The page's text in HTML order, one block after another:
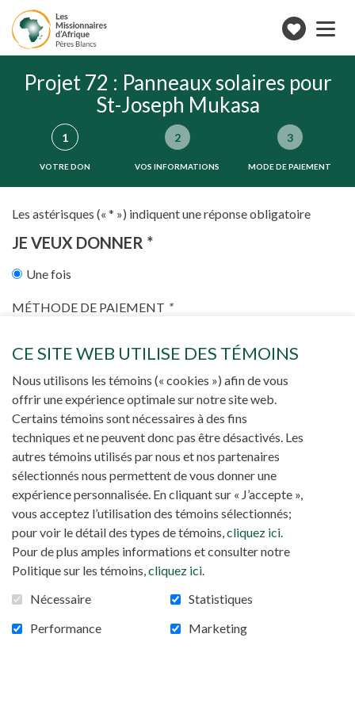
un
Toggle
navigation
Projet 72 : Panneaux solaires pour
St-Joseph Mukasa
Étapes
formulaire
()
1
VOTRE DON
(ÉTAPE
2
VOS INFORMATIONS
3
MODE DE PAIEMENT
Les astérisques (« * ») indiquent une réponse obligatoire
JE VEUX DONNER *
Une fois
MÉTHODE DE PAIEMENT *
JE VEUX FAIRE UN DON DE
(CHAMPS
REQUIS)
MONTANT LIBRE (INDIQUEZ VOTRE MONTANT)
NOUVELLES INFOLETTRE NOUS JOINDRE
CE SITE WEB UTILISE DES TÉMOINS
Nous utilisons les témoins (« cookies ») afin de vous
offrir une expérience optimale sur notre site web.
Certains témoins sont nécessaires à des fins
techniques et ne peuvent donc pas être désactivés. Les
autres témoins utilisés par nous et nos partenaires
sélectionnés nous permettent de vous donner une
expérience personnalisée. En cliquant sur « J’accepte »,
vous acceptez l’utilisation des témoins sélectionnés;
pour voir le détail des types de témoins, cliquez ici
Pour de plus amples informations et consulter notre
Politique sur les témoins, cliquez ici
Nécessaire
Statistiques
Performance
Marketing